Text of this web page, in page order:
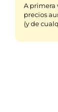
A primera
precios
(y de